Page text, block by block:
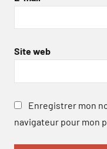
Site web
Enregistrer mon
navigateur pour mon